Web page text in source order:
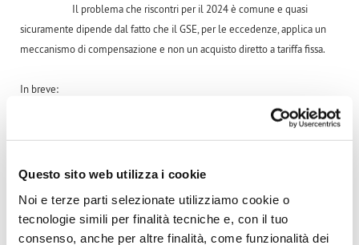
Questo sito web utilizza i cookie
Noi e terze parti selezionate utilizziamo cookie o
tecnologie simili per finalità tecniche e, con il tuo
consenso, anche per altre finalità, come funzionalità dei
Il problema che riscontri per il 2024 è comune e quasi
sicuramente dipende dal fatto che il GSE, per le eccedenze, applica un
meccanismo di compensazione e non un acquisto diretto a tariffa fissa.
In breve:
Anno 2023: Probabilmente avevi dei costi di prelievo dalla rete
significativi che il credito delle eccedenze ha compensato quasi
al valore unitario indicato.
Anno 2024: Hai comunque generato eccedenze e il GSE le valuta, ma se
i tuoi prelievi dalla rete sono stati molto bassi o nulli, la parte del credito